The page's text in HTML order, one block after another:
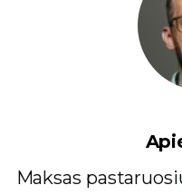
Maksas